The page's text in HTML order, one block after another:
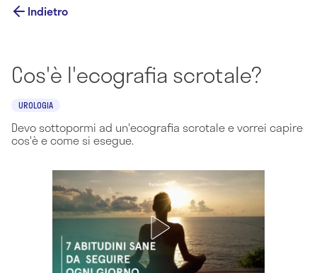
Indietro
Cos'è l'ecografia scrotale?
UROLOGIA
Devo sottopormi ad un'ecografia scrotale e vorrei capire
cos'è e come si esegue.